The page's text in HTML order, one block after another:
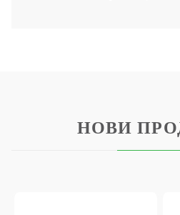
НОВИ